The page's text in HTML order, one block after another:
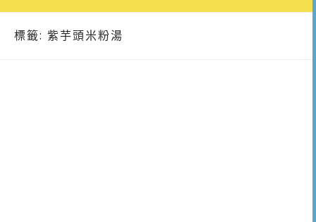
標籤: 紫芋頭米粉湯